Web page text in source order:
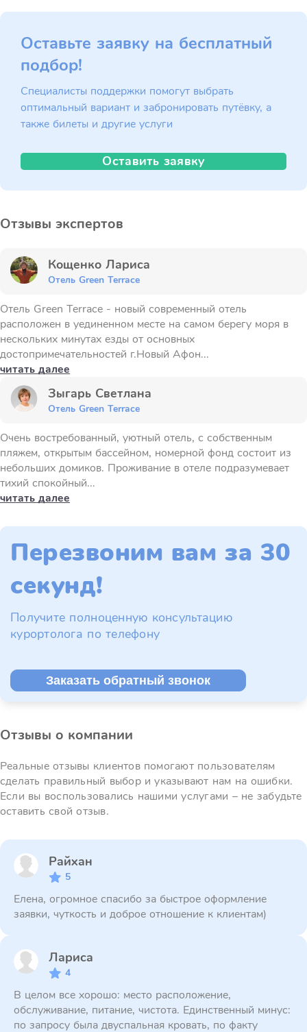
Оставьте заявку на бесплатный
подбор!
Специалисты поддержки помогут выбрать
оптимальный вариант и забронировать путёвку, а
также билеты и другие услуги
Оставить заявку
Отзывы экспертов
Кощенко Лариса
Отель Green Terrace
Отель Green Terrace - новый современный отель
расположен в уединенном месте на самом берегу моря в
нескольких минутах езды от основных
достопримечательностей г.Новый Афон...
читать далее
Зыгарь Светлана
Отель Green Terrace
Очень востребованный, уютный отель, с собственным
пляжем, открытым бассейном, номерной фонд состоит из
небольших домиков. Проживание в отеле подразумевает
тихий спокойный...
читать далее
Перезвоним вам за 30
секунд!
Получите полноценную консультацию
курортолога по телефону
Заказать обратный звонок
Отзывы о компании
Реальные отзывы клиентов помогают пользователям
сделать правильный выбор и указывают нам на ошибки.
Если вы воспользовались нашими услугами – не забудьте
оставить свой отзыв.
Райхан
5
Елена, огромное спасибо за быстрое оформление
заявки, чуткость и доброе отношение к клиентам)
Лариса
4
В целом все хорошо: место расположение,
обслуживание, питание, чистота. Единственный минус:
по запросу была двуспальная кровать, по факту